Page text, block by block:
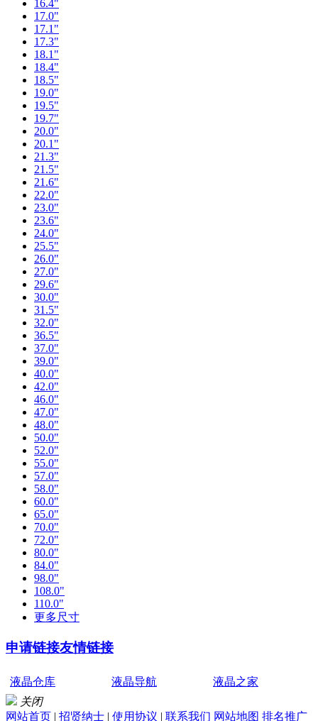
16.4"
17.0"
17.1"
17.3"
18.1"
18.4"
18.5"
19.0"
19.5"
19.7"
20.0"
20.1"
21.3"
21.5"
21.6"
22.0"
23.0"
23.6"
24.0"
25.5"
26.0"
27.0"
29.6"
30.0"
31.5"
32.0"
36.5"
37.0"
39.0"
40.0"
42.0"
46.0"
47.0"
48.0"
50.0"
52.0"
55.0"
57.0"
58.0"
60.0"
65.0"
70.0"
72.0"
80.0"
84.0"
98.0"
108.0"
110.0"
更多尺寸
申请链接友情链接
液晶仓库 液晶导航
液晶之家
关闭
网站首页 | 招贤纳士 | 使用协议 | 联系我们 网站地图 排名推广